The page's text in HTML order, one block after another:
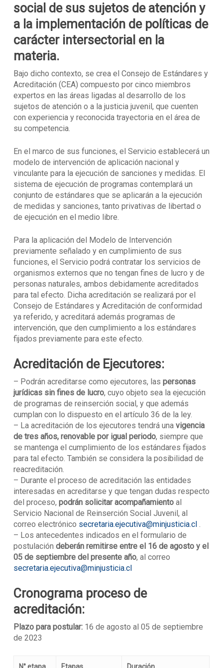
social de sus sujetos de atención y
a la implementación de políticas de
carácter intersectorial en la
materia.
Bajo dicho contexto, se crea el Consejo de Estándares y
Acreditación (CEA) compuesto por cinco miembros
expertos en las áreas ligadas al desarrollo de los
sujetos de atención o a la justicia juvenil, que cuenten
con experiencia y reconocida trayectoria en el área de
su competencia.
En el marco de sus funciones, el Servicio establecerá un
modelo de intervención de aplicación nacional y
vinculante para la ejecución de sanciones y medidas. El
sistema de ejecución de programas contemplará un
conjunto de estándares que se aplicarán a la ejecución
de medidas y sanciones, tanto privativas de libertad o
de ejecución en el medio libre.
Para la aplicación del Modelo de Intervención
previamente señalado y en cumplimiento de sus
funciones, el Servicio podrá contratar los servicios de
organismos externos que no tengan fines de lucro y de
personas naturales, ambos debidamente acreditados
para tal efecto. Dicha acreditación se realizará por el
Consejo de Estándares y Acreditación de conformidad
ya referido, y acreditará además programas de
intervención, que den cumplimiento a los estándares
fijados previamente para este efecto.
Acreditación de Ejecutores:
– Podrán acreditarse como ejecutores, las personas
jurídicas sin fines de lucro, cuyo objeto sea la ejecución
de programas de reinserción social, y que además
cumplan con lo dispuesto en el artículo 36 de la ley.
– La acreditación de los ejecutores tendrá una vigencia
de tres años, renovable por igual periodo, siempre que
se mantenga el cumplimiento de los estándares fijados
para tal efecto. También se considera la posibilidad de
reacreditación.
– Durante el proceso de acreditación las entidades
interesadas en acreditarse y que tengan dudas respecto
del proceso, podrán solicitar acompañamientoal
Servicio Nacional de Reinserción Social Juvenil, al
correo electrónico secretaria.ejecutiva@minjusticia.cl.
– Los antecedentes indicados en el formulario de
postulación deberán remitirse entre el 16 de agosto y el
05 de septiembre del presente año, al correo
secretaria.ejecutiva@minjusticia.cl
Cronograma proceso de
acreditación:
Plazo para postular:16 de agosto al 05 de septiembre
de 2023
N° etapa Etapas Duración